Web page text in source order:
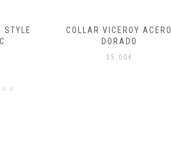
ACERO
PULSERA VICEROY PIEL
NEGRA
45.00 €